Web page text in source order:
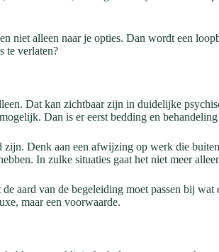
alleen naar je opties. Dan wordt een
te verlaten?
Dat kan zichtbaar zijn in duidelijke
Dan is er eerst bedding en
Denk aan een afwijzing op werk die
In zulke situaties gaat het niet meer
aard van de begeleiding moet passen bij
maar een voorwaarde.